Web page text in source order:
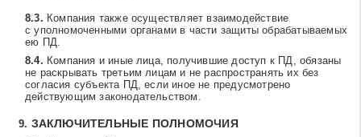
Компания также осуществляет взаимодействие
с уполномоченными органами в части защиты обрабатываемых
ею ПД.
Компания и иные лица, получившие доступ к ПД, обязаны
не раскрывать третьим лицам и не распространять их без
согласия субъекта ПД, если иное не предусмотрено
действующим законодательством.
ЗАКЛЮЧИТЕЛЬНЫЕ ПОЛНОМОЧИЯ